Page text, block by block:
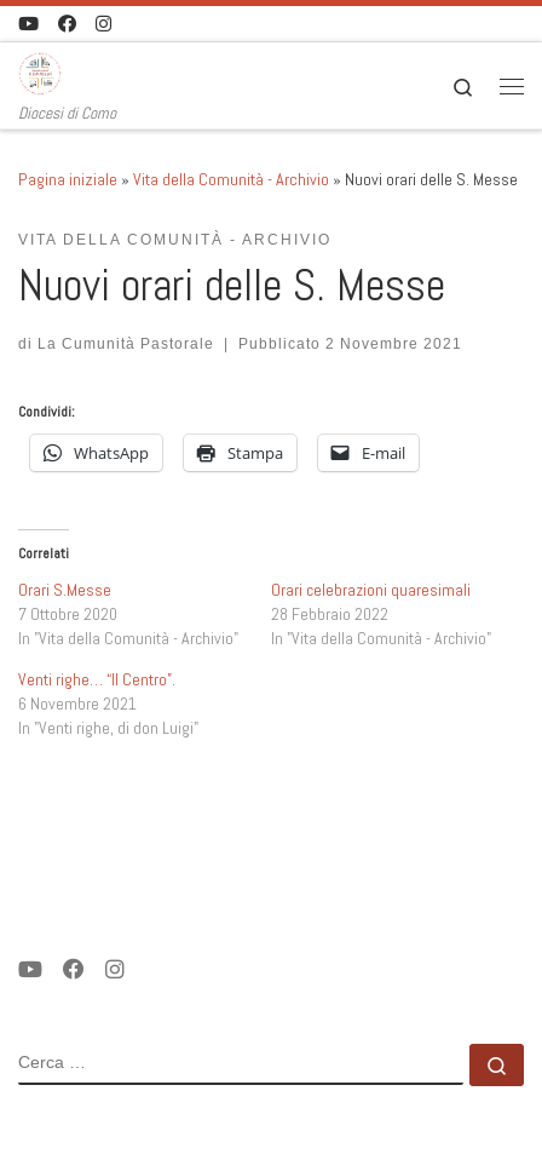
Passa al contenuto
Diocesi di Como
Search
Pagina iniziale » Vita della Comunità - Archivio » Nuovi orari delle S. Messe
VITA DELLA COMUNITÀ - ARCHIVIO
Nuovi orari delle S. Messe
di La Cumunità Pastorale | Pubblicato 2 Novembre 2021
Condividi:
WhatsApp Stampa E-mail
Correlati
Orari S.Messe
7 Ottobre 2020
In "Vita della Comunità - Archivio"
Orari celebrazioni quaresimali
28 Febbraio 2022
In "Vita della Comunità - Archivio"
Venti righe… “Il Centro”.
6 Novembre 2021
In "Venti righe, di don Luigi"
CERCA